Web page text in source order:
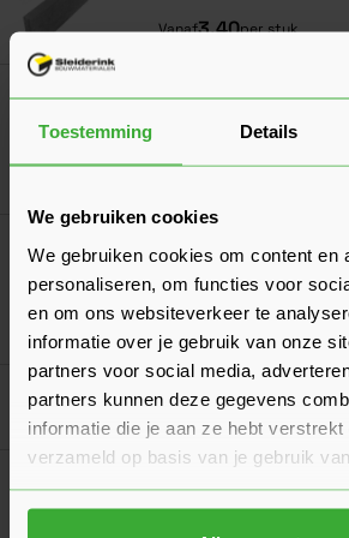
Toestemming Details
We gebruiken cookies
We gebruiken cookies om content en
personaliseren, om functies voor
en om ons websiteverkeer te
informatie over je gebruik van onze
partners voor social media,
partners kunnen deze gegevens
informatie die je aan ze hebt
verzameld op basis van je gebruik
Vanaf3,40per stuk
Opsluitbanden
Verkrijgbaar in 2 kleuren
Opsluitbanden
Verkrijgbaar in 2 kleuren
9,40
Goed voorbereid aan de slag
Verwerkingsadvies Stenen &